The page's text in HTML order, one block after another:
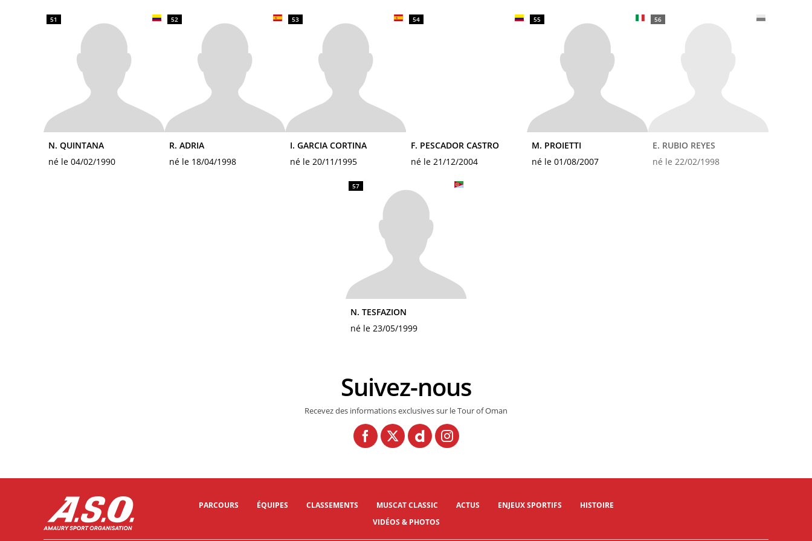
51
N. QUINTANA
né le 04/02/1990
52
R. ADRIA
né le 18/04/1998
53
I. GARCIA CORTINA
né le 20/11/1995
54
F. PESCADOR CASTRO
né le 21/12/2004
55
M. PROIETTI
né le 01/08/2007
56
E. RUBIO REYES
né le 22/02/1998
57
N. TESFAZION
né le 23/05/1999
Suivez-nous
Recevez des informations exclusives sur le Tour of Oman
PARCOURS ÉQUIPES CLASSEMENTS MUSCAT CLASSIC ACTUS ENJEUX SPORTIFS
HISTOIRE
VIDÉOS & PHOTOS